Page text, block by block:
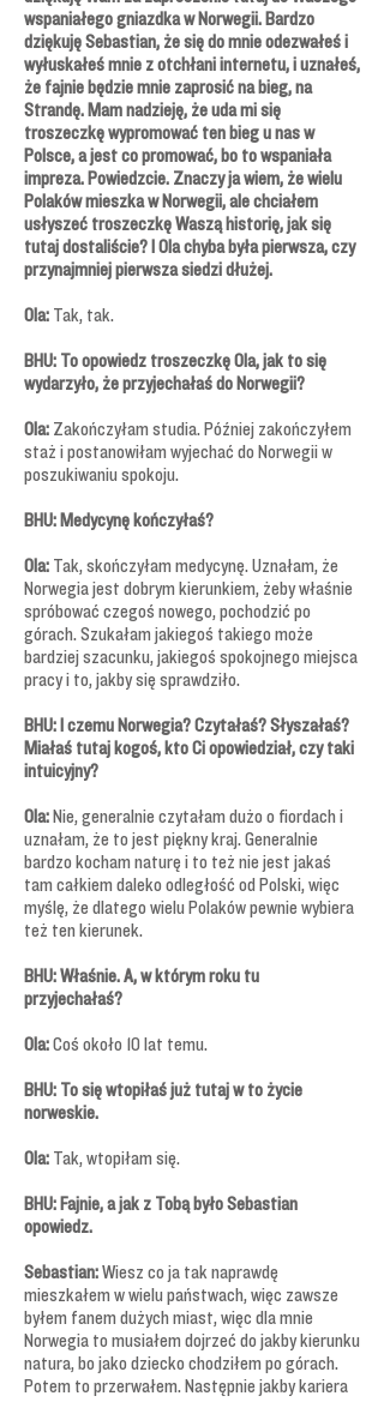
wspaniałego gniazdka w Norwegii. Bardzo
dziękuję Sebastian, że się do mnie odezwałeś i
wyłuskałeś mnie z otchłani internetu, i uznałeś,
że fajnie będzie mnie zaprosić na bieg, na
Strandę. Mam nadzieję, że uda mi się
troszeczkę wypromować ten bieg u nas w
Polsce, a jest co promować, bo to wspaniała
impreza. Powiedzcie. Znaczy ja wiem, że wielu
Polaków mieszka w Norwegii, ale chciałem
usłyszeć troszeczkę Waszą historię, jak się
tutaj dostaliście? I Ola chyba była pierwsza, czy
przynajmniej pierwsza siedzi dłużej.
Ola: Tak, tak.
BHU: To opowiedz troszeczkę Ola, jak to się
wydarzyło, że przyjechałaś do Norwegii?
Ola: Zakończyłam studia. Później zakończyłem
staż i postanowiłam wyjechać do Norwegii w
poszukiwaniu spokoju.
BHU: Medycynę kończyłaś?
Ola: Tak, skończyłam medycynę. Uznałam, że
Norwegia jest dobrym kierunkiem, żeby właśnie
spróbować czegoś nowego, pochodzić po
górach. Szukałam jakiegoś takiego może
bardziej szacunku, jakiegoś spokojnego miejsca
pracy i to, jakby się sprawdziło.
BHU: I czemu Norwegia? Czytałaś? Słyszałaś?
Miałaś tutaj kogoś, kto Ci opowiedział, czy taki
intuicyjny?
Ola:Nie, generalnie czytałam dużo o fiordach i
uznałam, że to jest piękny kraj. Generalnie
bardzo kocham naturę i to też nie jest jakaś
tam całkiem daleko odległość od Polski, więc
myślę, że dlatego wielu Polaków pewnie wybiera
też ten kierunek.
BHU: Właśnie. A, w którym roku tu
przyjechałaś?
Ola:Coś około 10 lat temu.
BHU: To się wtopiłaś już tutaj w to życie
norweskie.
Ola: Tak, wtopiłam się.
BHU: Fajnie, a jak z Tobą było Sebastian
opowiedz.
Sebastian:Wiesz co ja tak naprawdę
mieszkałem w wielu państwach, więc zawsze
byłem fanem dużych miast, więc dla mnie
Norwegia to musiałem dojrzeć do jakby kierunku
natura, bo jako dziecko chodziłem po górach.
Potem to przerwałem. Następnie jakby kariera